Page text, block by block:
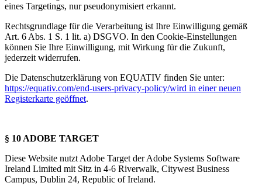
personalisieren, Funktionen für soziale Medien anbieten
analysieren. Außerdem geben wir Informationen zu Ihrer
Verwendung unserer Website an unsere Partner für
soziale Medien, Werbung und Analysen weiter. Unsere
Partner führen diese Informationen möglicherweise mit
weiteren Daten zusammen, die Sie ihnen bereitgestellt
haben oder die sie im Rahmen Ihrer Nutzung der Dienste
angepasst werden.
eines Targetings, nur pseudonymisiert erkannt.
Rechtsgrundlage für die Verarbeitung ist Ihre Einwilligung gemäß
Art. 6 Abs. 1 S. 1 lit. a) DSGVO. In den Cookie-Einstellungen
können Sie Ihre Einwilligung, mit Wirkung für die Zukunft,
jederzeit widerrufen.
Die Datenschutzerklärung von EQUATIV finden Sie unter:
https://equativ.com/end-users-privacy-policy/wird in einer neuen
Registerkarte geöffnet.
§ 10 ADOBE TARGET
Diese Website nutzt Adobe Target der Adobe Systems Software
Ireland Limited mit Sitz in 4-6 Riverwalk, Citywest Business
Campus, Dublin 24, Republic of Ireland.